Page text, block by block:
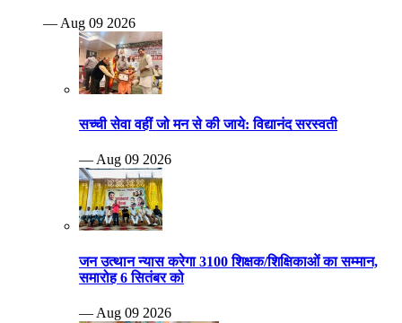
— Aug 09 2026
सच्ची सेवा वहीं जो मन से की जाये: विद्यानंद सरस्वती
— Aug 09 2026
जन उत्थान न्यास करेगा 3100 शिक्षक/शिक्षिकाओं का सम्मान,
समारोह 6 सितंबर को
— Aug 09 2026